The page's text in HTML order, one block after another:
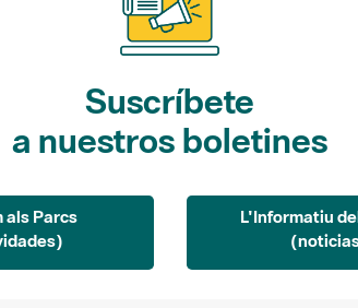
Suscríbete
a nuestros boletines
als Parcs
L'Informatiu